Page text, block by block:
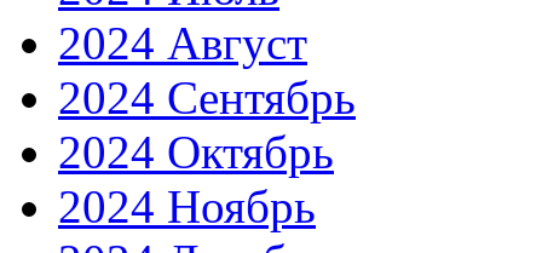
2024 Август
2024 Сентябрь
2024 Октябрь
2024 Ноябрь